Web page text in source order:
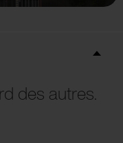
des autres.